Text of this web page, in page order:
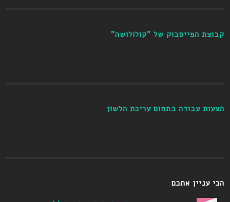
קבוצת הפייסבוק של "קולולושה"
הצעות עבודה בתחום עריכת הלשון
הכי עניין אתכם